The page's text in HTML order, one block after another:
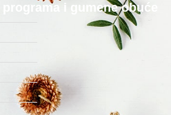
i gumene obuće